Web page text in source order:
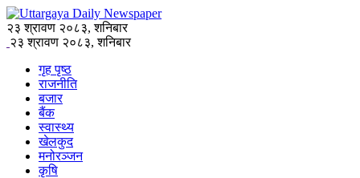
२३ श्रावण २०८३, शनिबार
२३ श्रावण २०८३, शनिबार
गृह पृष्ठ
राजनीति
बजार
बैंक
स्वास्थ्य
खेलकुद
मनोरञ्जन
कृषि